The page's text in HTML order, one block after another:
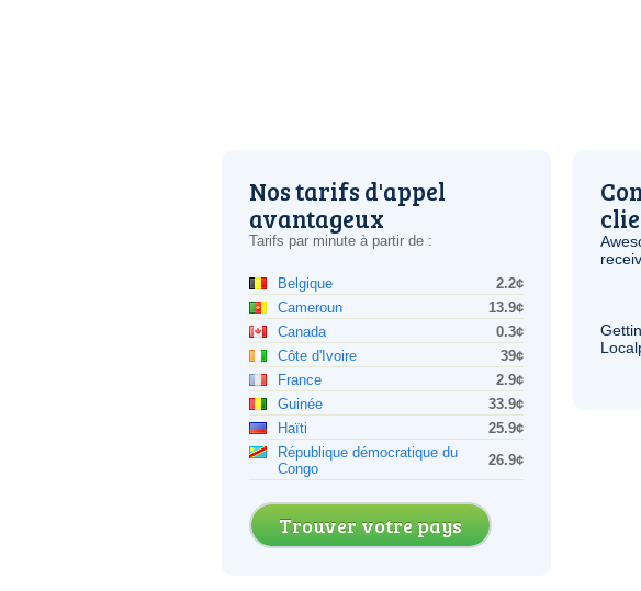
Nos tarifs d'appel
avantageux
Tarifs par minute à partir de :
Belgique
2.2¢
Cameroun
13.9¢
Canada
0.3¢
Côte d'Ivoire
39¢
France
2.9¢
Guinée
33.9¢
Haïti
25.9¢
République démocratique du
Congo
26.9¢
Trouver votre pays